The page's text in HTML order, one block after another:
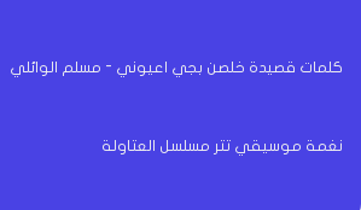
كلمات قصيدة خلصن بجي اعيوني - مسلم الوائلي
نغمة موسيقي تتر مسلسل العتاولة